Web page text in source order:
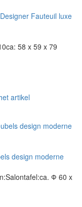
Fauteuil luxe
58 x 59 x 79
artikel
design moderne
Ф 60 x